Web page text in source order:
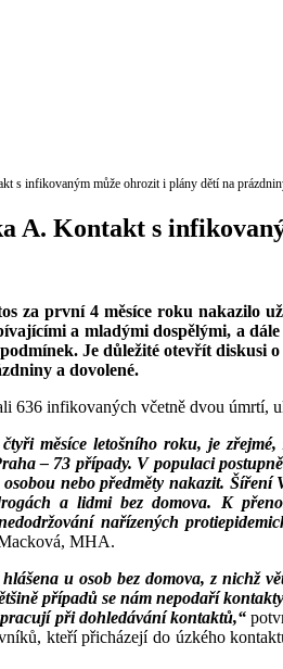
s infikovaným může ohrozit i plány dětí na
A. Kontakt s
za první 4 měsíce roku nakazilo
a mladými dospělými, a
Je důležité otevřít
a dovolené.
636 infikovaných včetně dvou úmrtí,
měsíce letošního roku, je
– 73 případy. V populaci
nebo předměty nakazit.
a lidmi bez domova. K
nařízených
MHA.
u osob bez domova, z nichž
případů se nám nepodaří
při dohledávání kontaktů,“
kteří přicházejí do úzkého